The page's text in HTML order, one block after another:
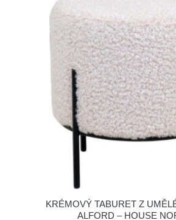
KRÉMOVÝ TABURET Z
ALFORD – HOUSE